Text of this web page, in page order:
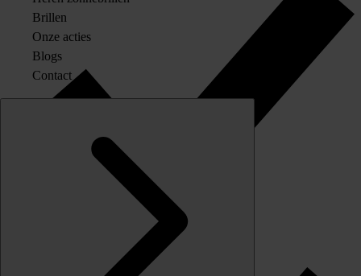
Originele merkglazen op sterkte
Brillen
Onze acties
Blogs
Contact